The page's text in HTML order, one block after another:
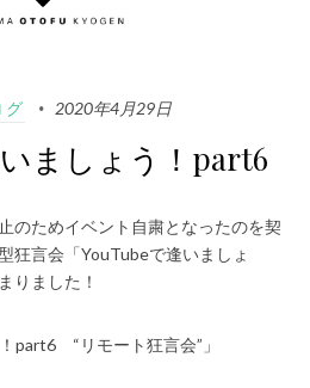
グ 2020年4月29日
ましょう！part6
のためイベント自粛となったのを契
狂言会「YouTubeで逢いましょ
りました！
part6 “リモート狂言会”」